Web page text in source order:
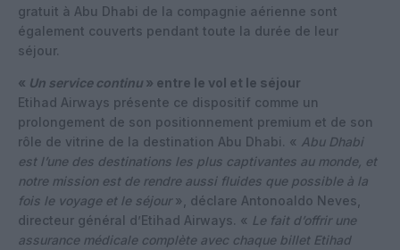
gratuit à Abu Dhabi de la compagnie aérienne sont
également couverts pendant toute la durée de leur
séjour.
« Un service continu » entre le vol et le séjour
Etihad Airways présente ce dispositif comme un
prolongement de son positionnement premium et de son
rôle de vitrine de la destination Abu Dhabi. « Abu Dhabi
est l’une des destinations les plus captivantes au monde, et
notre mission est de rendre aussi fluides que possible à la
fois le voyage et le séjour», déclare Antonoaldo Neves,
directeur général d’Etihad Airways. « Le fait d’offrir une
assurance médicale complète avec chaque billet Etihad